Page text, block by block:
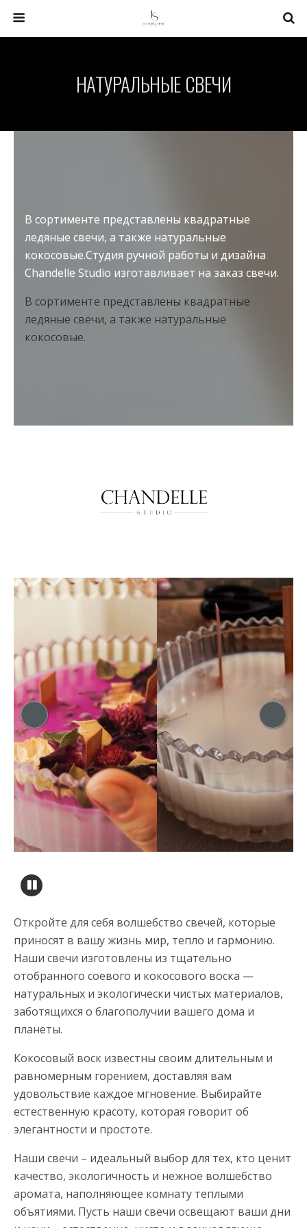
НАТУРАЛЬНЫЕ СВЕЧИ
В сортименте представлены квадратные
ледяные свечи, а также натуральные
кокосовые.Студия ручной работы и дизайна
Chandelle Studio изготавливает на заказ свечи.
В сортименте представлены квадратные
ледяные свечи, а также натуральные
кокосовые.
Откройте для себя волшебство свечей, которые
приносят в вашу жизнь мир, тепло и гармонию.
Наши свечи изготовлены из тщательно
отобранного соевого и кокосового воска —
натуральных и экологически чистых материалов,
заботящихся о благополучии вашего дома и
планеты.
Кокосовый воск известны своим длительным и
равномерным горением, доставляя вам
удовольствие каждое мгновение. Выбирайте
естественную красоту, которая говорит об
элегантности и простоте.
Наши свечи – идеальный выбор для тех, кто ценит
качество, экологичность и нежное волшебство
аромата, наполняющее комнату теплыми
объятиями. Пусть наши свечи освещают ваши дни